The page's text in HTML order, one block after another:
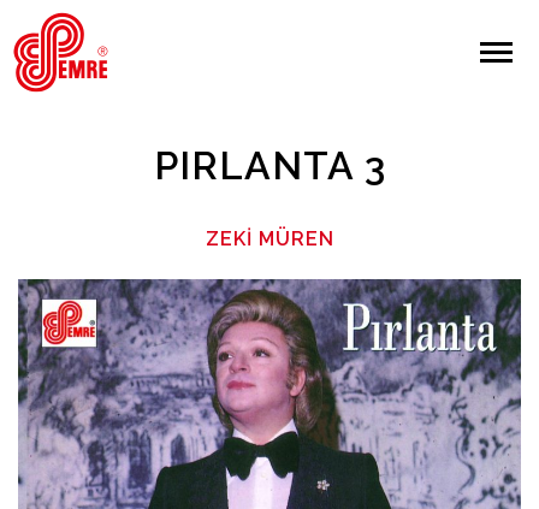
EMRE PLAK
Giriş Yap/Kayıt Ol
Anasayfa
Hakkımızda
Sanatçılar
PIRLANTA 3
ZEKI MÜREN